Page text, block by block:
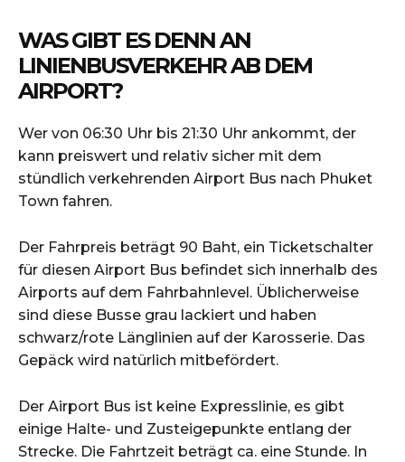
WAS GIBT ES DENN AN
LINIENBUSVERKEHR AB DEM
AIRPORT?
Wer von 06:30 Uhr bis 21:30 Uhr ankommt, der
kann preiswert und relativ sicher mit dem
stündlich verkehrenden Airport Bus nach Phuket
Town fahren.
Der Fahrpreis beträgt 90 Baht, ein Ticketschalter
für diesen Airport Bus befindet sich innerhalb des
Airports auf dem Fahrbahnlevel. Üblicherweise
sind diese Busse grau lackiert und haben
schwarz/rote Länglinien auf der Karosserie. Das
Gepäck wird natürlich mitbefördert.
Der Airport Bus ist keine Expresslinie, es gibt
einige Halte- und Zusteigepunkte entlang der
Strecke. Die Fahrtzeit beträgt ca. eine Stunde. In